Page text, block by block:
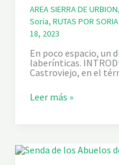
C
Ó
D
E
’
O
L
A
D
E
A
L
A
G
A
E
S
I
AREA SIERRA DE URBION,
Soria, RUTAS POR SORIA
18, 2023
En poco espacio, un
laberínticas.
Castroviejo, en el
E
A
D
Leer más »